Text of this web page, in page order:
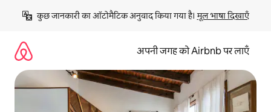
छोड़कर
कॉन्टेंट
कुछ जानकारी का ऑटोमैटिक अनुवाद किया गया है। मूल भाषा दिखाएँ
अपनी जगह को Airbnb पर लाएँ